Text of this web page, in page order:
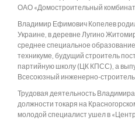
ОАО «Домостроительный
Владимир Ефимович Копелев
Украине, в деревне Лугино
среднее специальное
техникуме, будущий строитель
партийную школу (ЦК КПСС), а
Всесоюзный инженерно-
Трудовая деятельность
должности токаря на
молодой специалист ушел в